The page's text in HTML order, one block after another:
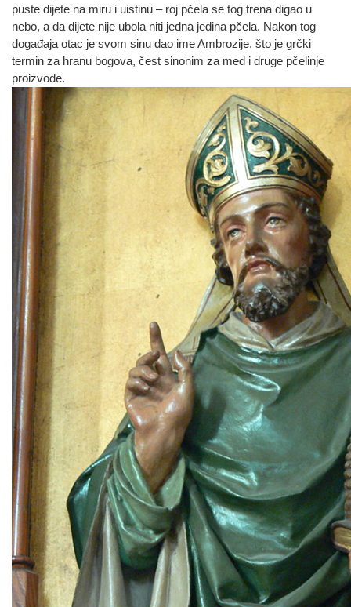
puste dijete na miru i uistinu – roj pčela se tog trena digao u
nebo, a da dijete nije ubola niti jedna jedina pčela. Nakon tog
događaja otac je svom sinu dao ime Ambrozije, što je grčki
termin za hranu bogova, čest sinonim za med i druge pčelinje
proizvode.